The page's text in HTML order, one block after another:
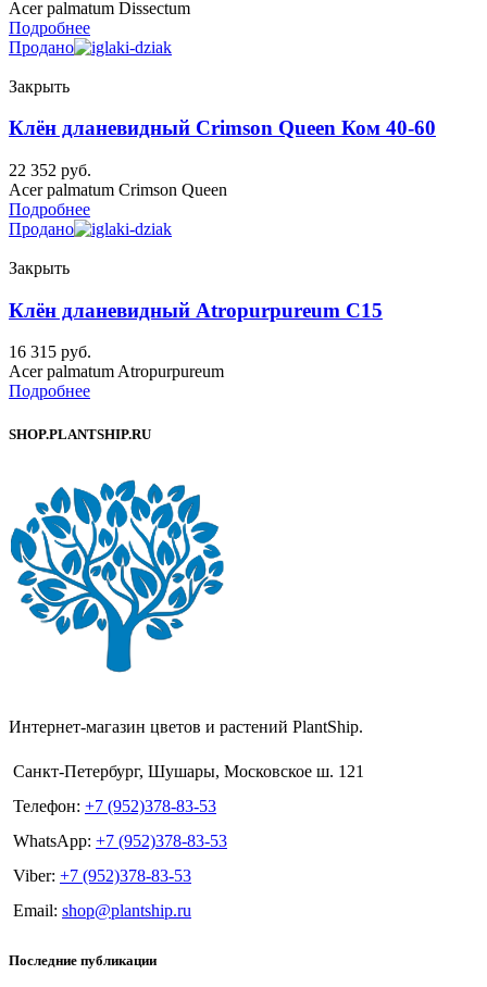
Acer palmatum Dissectum
Подробнее
Продано
Закрыть
Клён дланевидный Crimson Queen Ком 40-60
22 352 руб.
Acer palmatum Crimson Queen
Подробнее
Продано
Закрыть
Клён дланевидный Atropurpureum C15
16 315 руб.
Acer palmatum Atropurpureum
Подробнее
SHOP.PLANTSHIP.RU
Интернет-магазин цветов и растений PlantShip.
Санкт-Петербург, Шушары, Московское ш. 121
Телефон: +7 (952)378-83-53
WhatsApp: +7 (952)378-83-53
Viber: +7 (952)378-83-53
Email: shop@plantship.ru
Последние публикации